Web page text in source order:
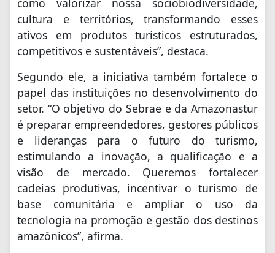
cultura e territórios, transformando esses
ativos em produtos turísticos estruturados,
competitivos e sustentáveis”, destaca.
Segundo ele, a iniciativa também fortalece o
papel das instituições no desenvolvimento do
setor. “O objetivo do Sebrae e da Amazonastur
é preparar empreendedores, gestores públicos
e lideranças para o futuro do turismo,
estimulando a inovação, a qualificação e a
visão de mercado. Queremos fortalecer
cadeias produtivas, incentivar o turismo de
base comunitária e ampliar o uso da
tecnologia na promoção e gestão dos destinos
amazônicos”, afirma.